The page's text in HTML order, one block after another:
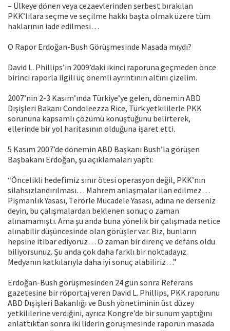
– Ülkeye dönen veya cezaevlerinden serbest bırakılan
PKK’lılara seçme ve seçilme hakkı başta olmak üzere tüm
haklarının iade edilmesi…
O Rapor Erdoğan-Bush Görüşmesinde Masada mıydı?
David L. Phillips’in 2009’daki ikinci raporuna geçmeden önce
birinci raporla ilgili üç önemli ayrıntının altını çizelim.
2007’nin 2-3 Kasım’ında Türkiye’ye gelen, dönemin ABD
Dışişleri Bakanı Condoleezza Rice, Türk yetkililerle PKK
sorununa kapsamlı çözümü konuştuğunu belirterek,
ellerinde bir yol haritasının olduğuna işaret etti.
5 Kasım 2007’de dönemin ABD Başkanı Bush’la görüşen
Başbakanı Erdoğan, şu açıklamaları yaptı:
“Öncelikli hedefimiz sınır ötesi operasyon değil, PKK’nın
silahsızlandırılması… Mahrem anlaşmalar ilan edilmez…
Pişmanlık Yasası, Terörle Mücadele Yasası, adına ne derseniz
deyin, bu çalışmalardan beklenen sonuç o zaman
alınamamıştı. Ama şu anda buna yönelik bir çalışmada netice
alınabilir düşüncesinde olan görüşler var. Biz, bunların
hepsine itibar ediyoruz… O zaman bir direnç ve defans oldu
biliyorsunuz. Şu anda çok daha farklı bir noktadayız.
Medyanın katkılarıyla daha iyi sonuç alabiliriz…”
Erdoğan-Bush görüşmesinden 24 gün sonra Referans
gazetesine bir röportaj veren David L. Phillips, PKK raporunu
ABD Dışişleri Bakanlığı ve Bush yönetiminin üst düzey
yetkililerine verdiğini, ayrıca Kongre’de bir sunum yaptığını
anlattıktan sonra iki liderin görüşmesinde raporun masada